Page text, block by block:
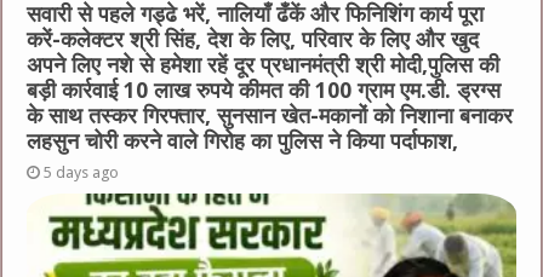
सवारी से पहले गड्ढे भरें, नालियाँ ढँकें और फिनिशिंग कार्य पूरा
करें-कलेक्टर श्री सिंह, देश के लिए, परिवार के लिए और खुद
अपने लिए नशे से हमेशा रहें दूर प्रधानमंत्री श्री मोदी,पुलिस की
बड़ी कार्रवाई 10 लाख रुपये कीमत की 100 ग्राम एम.डी. ड्रग्स
के साथ तस्कर गिरफ्तार, सुनसान खेत-मकानों को निशाना बनाकर
लहसुन चोरी करने वाले गिरोह का पुलिस ने किया पर्दाफाश,
5 days ago